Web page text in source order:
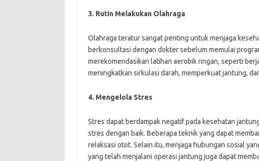
3. Rutin Melakukan Olahraga
Olahraga teratur sangat penting untuk menjaga
berkonsultasi dengan dokter sebelum memulai
merekomendasikan latihan aerobik ringan, seperti
meningkatkan sirkulasi darah, memperkuat jantung,
4. Mengelola Stres
Stres dapat berdampak negatif pada kesehatan
stres dengan baik. Beberapa teknik yang dapat
relaksasi otot. Selain itu, menjaga hubungan sosial
yang telah menjalani operasi jantung juga dapat